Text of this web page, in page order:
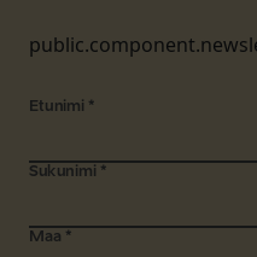
Etunimi *
Sukunimi *
Maa *